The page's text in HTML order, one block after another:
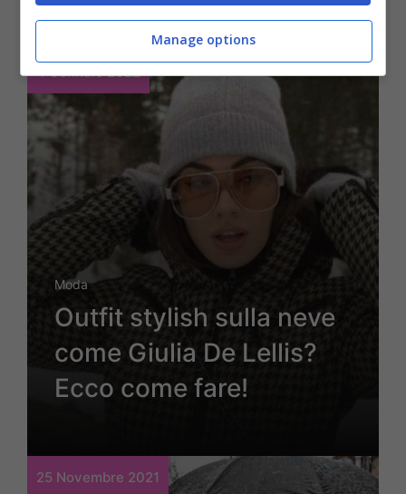
4 Gennaio 2022
Moda
Outfit stylish sulla neve
come Giulia De Lellis?
Ecco come fare!
25 Novembre 2021
Manage options